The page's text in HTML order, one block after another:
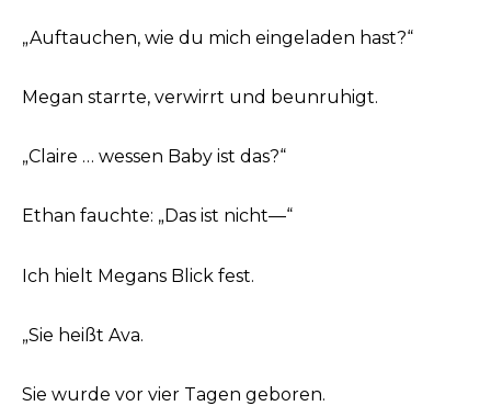
„Auftauchen, wie du mich eingeladen hast?“
Megan starrte, verwirrt und beunruhigt.
„Claire … wessen Baby ist das?“
Ethan fauchte: „Das ist nicht—“
Ich hielt Megans Blick fest.
„Sie heißt Ava.
Sie wurde vor vier Tagen geboren.